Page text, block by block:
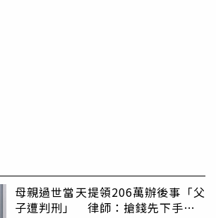
母親過世當天提領206萬辦後事「父
子遭判刑」 律師：搶錢先下手是